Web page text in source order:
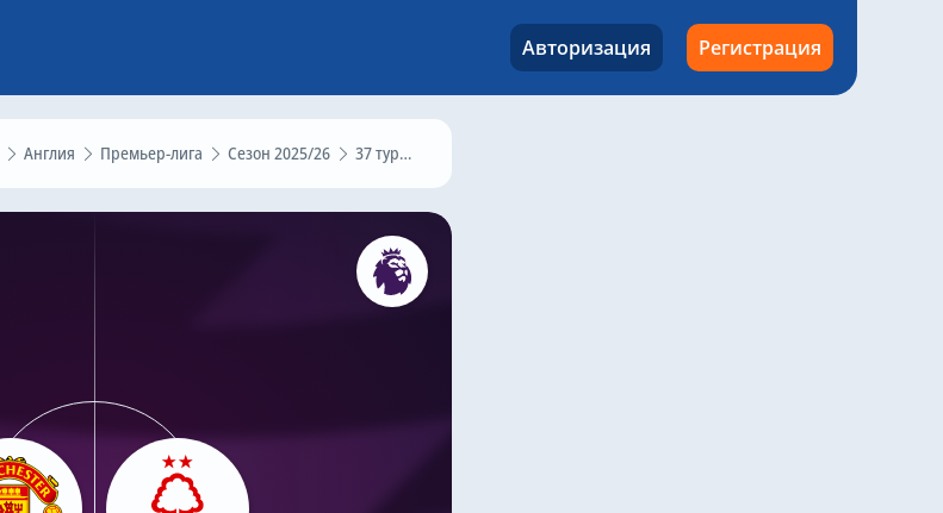
Авторизация Регистрация
Англия Премьер-лига Сезон 2025/26 37 тур